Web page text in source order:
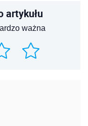
artykułu
ważna